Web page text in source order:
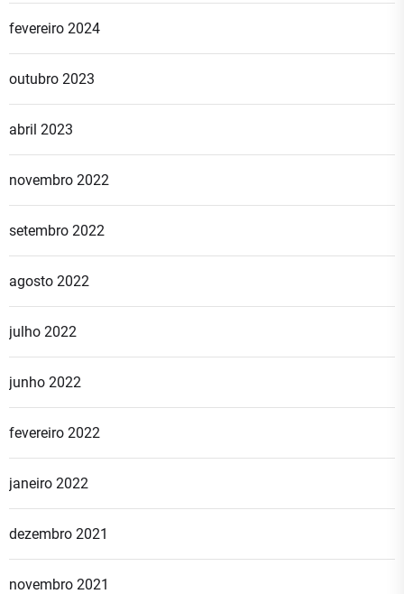
fevereiro 2024
outubro 2023
abril 2023
novembro 2022
setembro 2022
agosto 2022
julho 2022
junho 2022
fevereiro 2022
janeiro 2022
dezembro 2021
novembro 2021